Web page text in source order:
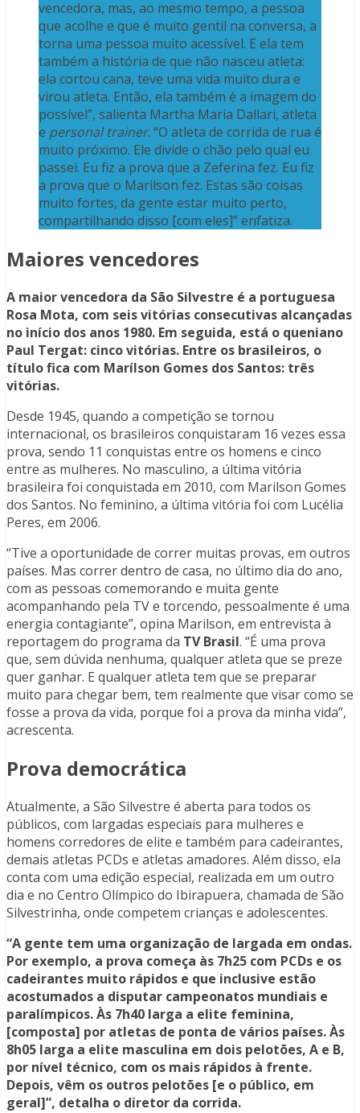
vencedora, mas, ao mesmo tempo, a pessoa
que acolhe e que é muito gentil na conversa, a
torna uma pessoa muito acessível. E ela tem
também a história de que não nasceu atleta:
ela cortou cana, teve uma vida muito dura e
virou atleta. Então, ela também é a imagem do
possível”, salienta Martha Maria Dallari, atleta
e personal trainer. “O atleta de corrida de rua é
muito próximo. Ele divide o chão pelo qual eu
passei. Eu fiz a prova que a Zeferina fez. Eu fiz
a prova que o Marilson fez. Estas são coisas
muito fortes, da gente estar muito perto,
compartilhando disso [com eles]” enfatiza.
Maiores vencedores
A maior vencedora da São Silvestre é a portuguesa
Rosa Mota, com seis vitórias consecutivas alcançadas
no início dos anos 1980. Em seguida, está o queniano
Paul Tergat: cinco vitórias. Entre os brasileiros, o
título fica com Marílson Gomes dos Santos: três
vitórias.
Desde 1945, quando a competição se tornou
internacional, os brasileiros conquistaram 16 vezes essa
prova, sendo 11 conquistas entre os homens e cinco
entre as mulheres. No masculino, a última vitória
brasileira foi conquistada em 2010, com Marilson Gomes
dos Santos. No feminino, a última vitória foi com Lucélia
Peres, em 2006.
“Tive a oportunidade de correr muitas provas, em outros
países. Mas correr dentro de casa, no último dia do ano,
com as pessoas comemorando e muita gente
acompanhando pela TV e torcendo, pessoalmente é uma
energia contagiante”, opina Marilson, em entrevista à
reportagem do programa da TV Brasil. “É uma prova
que, sem dúvida nenhuma, qualquer atleta que se preze
quer ganhar. E qualquer atleta tem que se preparar
muito para chegar bem, tem realmente que visar como se
fosse a prova da vida, porque foi a prova da minha vida”,
acrescenta.
Prova democrática
Atualmente, a São Silvestre é aberta para todos os
públicos, com largadas especiais para mulheres e
homens corredores de elite e também para cadeirantes,
demais atletas PCDs e atletas amadores. Além disso, ela
conta com uma edição especial, realizada em um outro
dia e no Centro Olímpico do Ibirapuera, chamada de São
Silvestrinha, onde competem crianças e adolescentes.
“A gente tem uma organização de largada em ondas.
Por exemplo, a prova começa às 7h25 com PCDs e os
cadeirantes muito rápidos e que inclusive estão
acostumados a disputar campeonatos mundiais e
paralímpicos. Às 7h40 larga a elite feminina,
[composta] por atletas de ponta de vários países. Às
8h05 larga a elite masculina em dois pelotões, A e B,
por nível técnico, com os mais rápidos à frente.
Depois, vêm os outros pelotões [e o público, em
geral]”, detalha o diretor da corrida.